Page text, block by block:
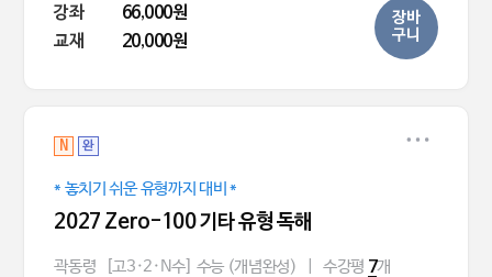
강좌
66,000원
교재
20,000원
장바
구니
N 완
* 놓치기 쉬운 유형까지 대비 *
2027 Zero-100 기타 유형 독해
곽동령 [고3·2·N수] 수능 (개념완성) 수강평 7개